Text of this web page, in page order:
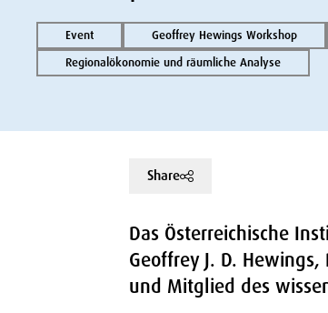
Event Geoffrey Hewings Workshop
Regionalökonomie und räumliche Analyse
Share
Das Österreichische
Geoffrey J. D.
und Mitglied des